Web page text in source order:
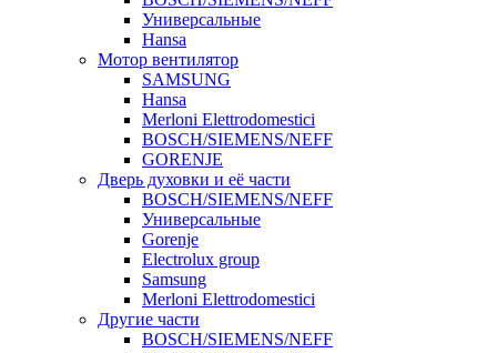
Универсальные
Hansa
Мотор вентилятор
SAMSUNG
Hansa
Merloni Elettrodomestici
BOSCH/SIEMENS/NEFF
GORENJE
Дверь духовки и её части
BOSCH/SIEMENS/NEFF
Универсальные
Gorenje
Electrolux group
Samsung
Merloni Elettrodomestici
Другие части
BOSCH/SIEMENS/NEFF